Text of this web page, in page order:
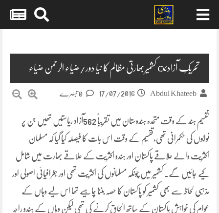
تحریکِ آزادئ کشمیربھارتی مظالم کا نیا دور/ضیاء الرحمن ضیاء
Abdul Khateeb
17/07/2016
تقسیم ہند کے وقت متحدہ ہندوستان میں تقریباً 562آزاد ریاستیں تھیں جن پر
نوابوں کی حکمرانی تھی،تقسیم کے وقت اس بات کا فیصلہ کیا گیا کہ مسلمان
اکثریت والے علاقے پاکستان اور ہندو اکثریت کے علاقے بھارت میں شامل
کیے جائیں گے۔ کشمیر میں چونکہ مسلمانوں کی اکثریت تھی اور جغرافیائی اصولی اور
مذہبی لحاظ سے بھی کشمیر کو پاکستان کا حصہ بننا چاہیے تھا اس لیے وہاں کے
عوام کی خواہش پاکستان کے ساتھ الحاق کرنے کی تھی لیکن وہاں کے ہندو راجہ